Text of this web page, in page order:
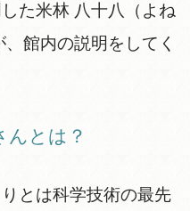
た米林 八十八（よね
館内の説明をしてく
んとは？
とは科学技術の最先